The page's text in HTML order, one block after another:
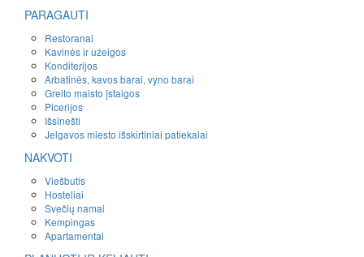
PARAGAUTI
Restoranai
Kavinės ir užeigos
Konditerijos
Arbatinės, kavos barai, vyno barai
Greito maisto įstaigos
Picerijos
Išsinešti
Jelgavos miesto išskirtiniai patiekalai
NAKVOTI
Viešbutis
Hosteliai
Svečių namai
Kempingas
Apartamentai